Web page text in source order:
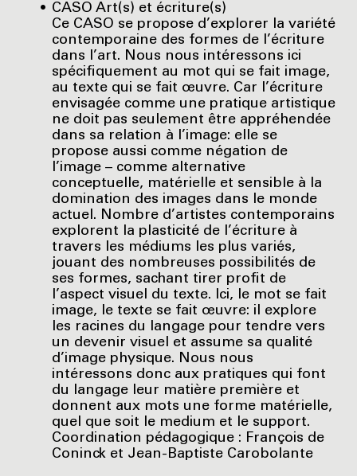
CASO Art(s) et écriture(s)
Ce CASO se propose d’explorer la variété
contemporaine des formes de l’écriture
dans l’art. Nous nous intéressons ici
spécifiquement au mot qui se fait image,
au texte qui se fait œuvre. Car l’écriture
envisagée comme une pratique artistique
ne doit pas seulement être appréhendée
dans sa relation à l’image: elle se
propose aussi comme négation de
l’image – comme alternative
conceptuelle, matérielle et sensible à la
domination des images dans le monde
actuel. Nombre d’artistes contemporains
explorent la plasticité de l’écriture à
travers les médiums les plus variés,
jouant des nombreuses possibilités de
ses formes, sachant tirer profit de
l’aspect visuel du texte. Ici, le mot se fait
image, le texte se fait œuvre: il explore
les racines du langage pour tendre vers
un devenir visuel et assume sa qualité
d’image physique. Nous nous
intéressons donc aux pratiques qui font
du langage leur matière première et
donnent aux mots une forme matérielle,
quel que soit le medium et le support.
Coordination pédagogique : François de
Coninck et Jean-Baptiste Carobolante